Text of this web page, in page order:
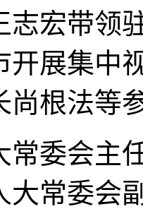
志宏带领
开展集中
尚根法等
常委会主
大常委会